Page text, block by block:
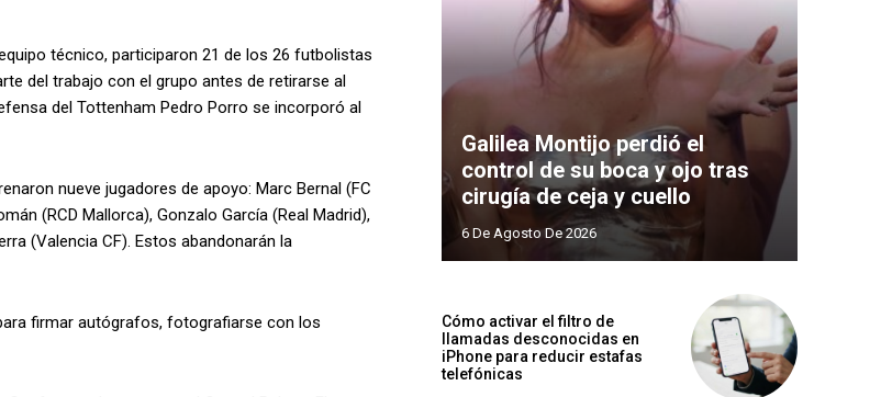
técnico, participaron 21 de los 26 futbolistas
del trabajo con el grupo antes de retirarse al
del Tottenham Pedro Porro se incorporó al
nueve jugadores de apoyo: Marc Bernal (FC
(RCD Mallorca), Gonzalo García (Real Madrid),
(Valencia CF). Estos abandonarán la
firmar autógrafos, fotografiarse con los
Galilea Montijo perdió el
control de su boca y ojo tras
cirugía de ceja y cuello
6 De Agosto De 2026
Cómo activar el filtro de
llamadas desconocidas en
iPhone para reducir estafas
telefónicas